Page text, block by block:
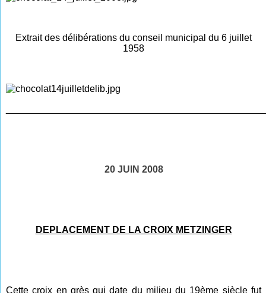
Extrait des délibérations du conseil municipal du 6 juillet
1958
20 JUIN 2008
DEPLACEMENT DE LA CROIX METZINGER
Cette croix en grès qui date du milieu du 19ème siècle fut